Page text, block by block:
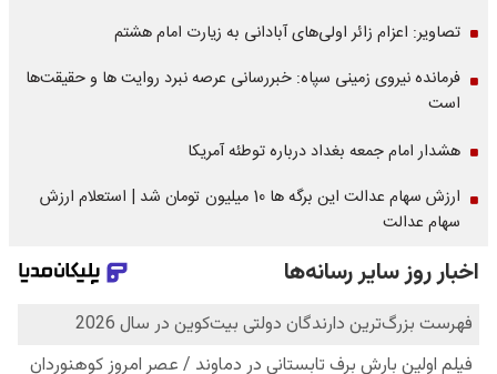
تصاویر: اعزام زائر اولی‌های آبادانی به زیارت امام هشتم
فرمانده نیروی زمینی سپاه: خبررسانی عرصه نبرد روایت ها و حقیقت‌ها
است
هشدار امام جمعه بغداد درباره توطئه آمریکا
ارزش سهام عدالت این برگه ها 10 میلیون تومان شد | استعلام ارزش
سهام عدالت